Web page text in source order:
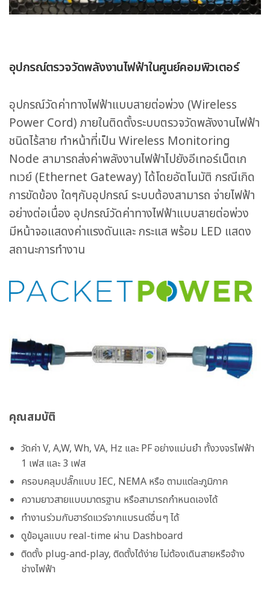
อุปกรณ์ตรวจวัดพลังงานไฟฟ้าในศูนย์คอมพิวเตอร์
อุปกรณ์วัดค่าทางไฟฟ้าแบบสายต่อพ่วง (Wireless
Power Cord) ภายในติดตั้งระบบตรวจวัดพลังงานไฟฟ้า
ชนิดไร้สาย ทำหน้าที่เป็น Wireless Monitoring
Node สามารถส่งค่าพลังงานไฟฟ้าไปยังอีเทอร์เน็ตเก
ทเวย์ (Ethernet Gateway) ได้โดยอัตโนมัติ กรณีเกิด
การขัดข้อง ใดๆกับอุปกรณ์ ระบบต้องสามารถ จ่ายไฟฟ้า
อย่างต่อเนื่อง อุปกรณ์วัดค่าทางไฟฟ้าแบบสายต่อพ่วง
มีหน้าจอแสดงค่าแรงดันและ กระแส พร้อม LED แสดง
สถานะการทำงาน
คุณสมบัติ
วัดค่า V, A,W, Wh, VA, Hz และ PF อย่างแม่นยำ ทั้งวงจรไฟฟ้า
1 เฟส และ 3 เฟส
ครอบคลุมปลั๊กแบบ IEC, NEMA หรือ ตามแต่ละภูมิภาค
ความยาวสายแบบมาตรฐาน หรือสามารถกำหนดเองได้
ทำงานร่วมกับฮาร์ดแวร์จากแบรนด์อื่นๆ ได้
ดูข้อมูลแบบ real-time ผ่าน Dashboard
ติดตั้ง plug-and-play, ติดตั้งได้ง่าย ไม่ต้องเดินสายหรือจ้าง
ช่างไฟฟ้า